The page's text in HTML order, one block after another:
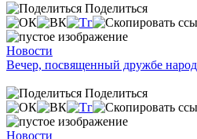
Поделиться
Новости
Вечер, посвященный дружбе
Поделиться
Новости